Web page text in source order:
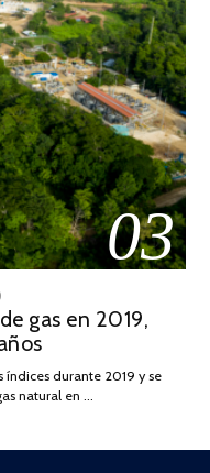
03
DE
JULIO
2025
gas en 2019,
índices durante 2019 y se
natural en …